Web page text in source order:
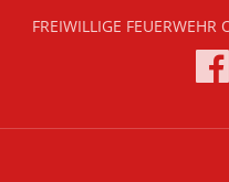
FREIWILLIGE